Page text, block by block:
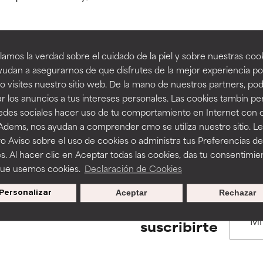
la verdad sobre el cuidado de la piel y sobre nuestras
a asegurarnos de que disfrutes de la mejor experiencia
visites nuestro sitio web. De la mano de nuestros partners,
los anuncios a tus intereses personales. Las cookies tambin
sociales hacer uso de tu comportamiento en Internet con
nos ayudan a comprender cmo se utiliza nuestro sitio.
Aviso sobre el uso de cookies o administra tus Preferencias de
Al hacer clic en Aceptar todas las cookies, das tu
usemos cookies. Declaración de Cookies
Personalizar Rechazar
Aceptar
BACK TO SEARCH
to assess ingredients in this dictionary. Regulations
tan beneficiosos como los de la categoría excelente, suelen ser
la estabilidad o la absorción de una fórmula.
ciertas limitaciones en cuanto a su apariencia, estabilidad o
básicos o que no cuentan con suficiente respaldo científico.
algunos beneficios se recomienda evitarlo por su
efectos adversos como irritación, inflamación o
se utiliza en altas concentraciones o junto con otros
tan beneficiosos como los de la categoría excelente, suelen ser
la estabilidad o la absorción de una fórmula.
ciertas limitaciones en cuanto a su apariencia, estabilidad o
básicos o que no cuentan con suficiente respaldo científico.
algunos beneficios se recomienda evitarlo por su
efectos adversos como irritación, inflamación o
se utiliza en altas concentraciones o junto con otros
suscribirte